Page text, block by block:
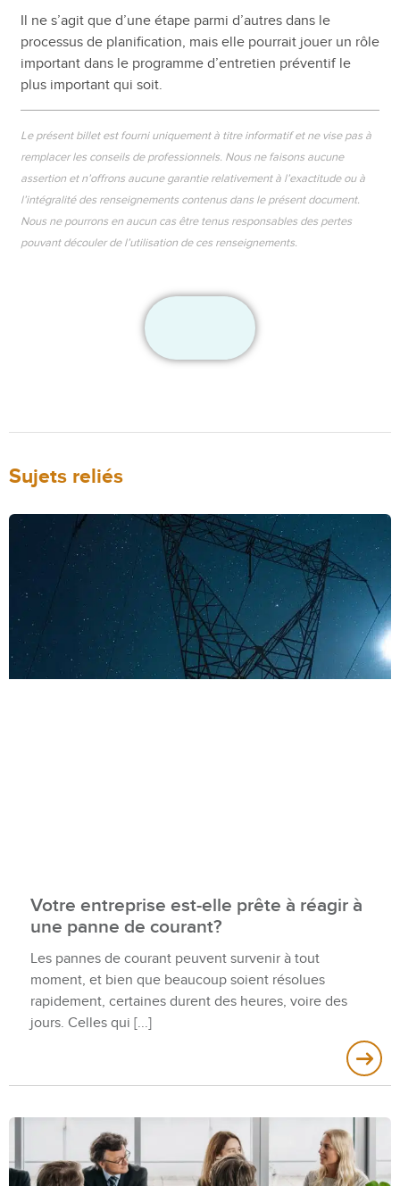
Il ne s’agit que d’une étape parmi d’autres dans le
processus de planification, mais elle pourrait jouer un rôle
important dans le programme d’entretien préventif le
plus important qui soit.
Le présent billet est fourni uniquement à titre informatif et ne vise pas à
remplacer les conseils de professionnels. Nous ne faisons aucune
assertion et n’offrons aucune garantie relativement à l’exactitude ou à
l’intégralité des renseignements contenus dans le présent document.
Nous ne pourrons en aucun cas être tenus responsables des pertes
pouvant découler de l’utilisation de ces renseignements.
Sujets reliés
Votre entreprise est-elle prête à réagir à
une panne de courant?
Les pannes de courant peuvent survenir à tout
moment, et bien que beaucoup soient résolues
rapidement, certaines durent des heures, voire des
jours. Celles qui